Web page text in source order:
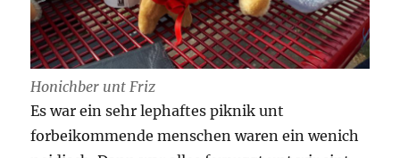
Honichber unt Friz
Es war ein sehr lephaftes piknik unt
forbeikommende menschen waren ein wenich